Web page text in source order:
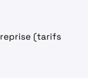
(tarifs